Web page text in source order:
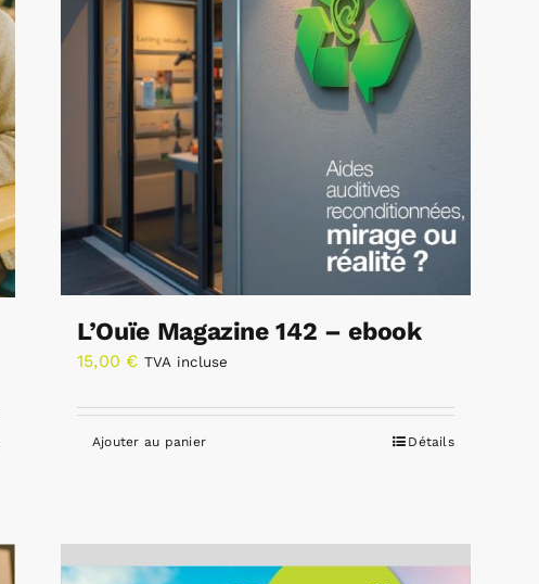
L’Ouïe Magazine 142 – ebook
15,00 € TVA incluse
Ajouter au panier Détails